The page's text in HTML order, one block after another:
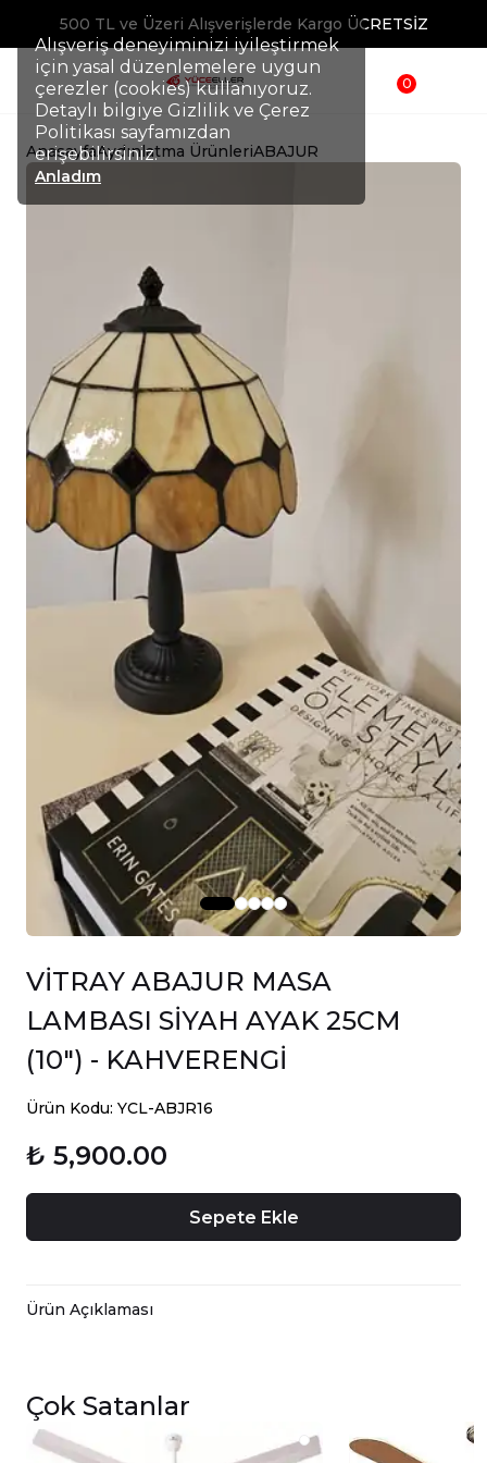
Alışveriş deneyiminizi iyileştirmek
için yasal düzenlemelere uygun
çerezler (cookies) kullanıyoruz.
Detaylı bilgiye Gizlilik ve Çerez
Politikası sayfamızdan
erişebilirsiniz.
Anladım
500 TL ve Üzeri Alışverişlerde Kargo ÜCRETSİZ
0
AnasayfaAydınlatma ÜrünleriABAJUR
VİTRAY ABAJUR MASA
LAMBASI SİYAH AYAK 25CM
(10") - KAHVERENGİ
Ürün Kodu: YCL-ABJR16
₺ 5,900.00
Sepete Ekle
Ürün Açıklaması
lambaları, nostalji ve zarafeti bir araya getiriyor. Renkli
camların loş ışıkla dansı, oturma ya da yatak odanıza
büyülü bir ambiyans sunuyor.
Çok Satanlar